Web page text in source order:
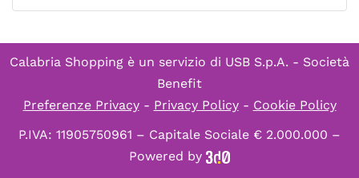
Calabria Shopping è un servizio di USB S.p.A. - Società
Benefit
Preferenze Privacy- Privacy Policy- Cookie Policy
P.IVA: 11905750961 – Capitale Sociale € 2.000.000 –
Powered by